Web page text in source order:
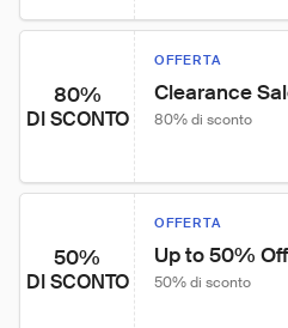
80%
DI SCONTO
OFFERTA
Clearance
80% di sconto
50%
DI SCONTO
OFFERTA
Up to 50%
50% di sconto